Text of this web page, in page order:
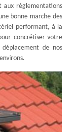
aux réglementations
bonne marche des
performant, à la
concrétiser votre
de nos